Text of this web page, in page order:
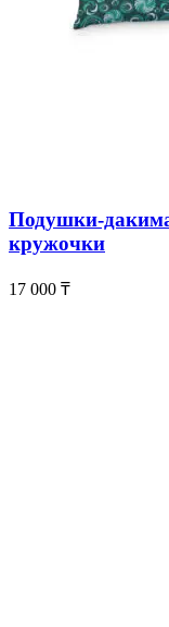
Подушки-
кружочки
17 000 ₸